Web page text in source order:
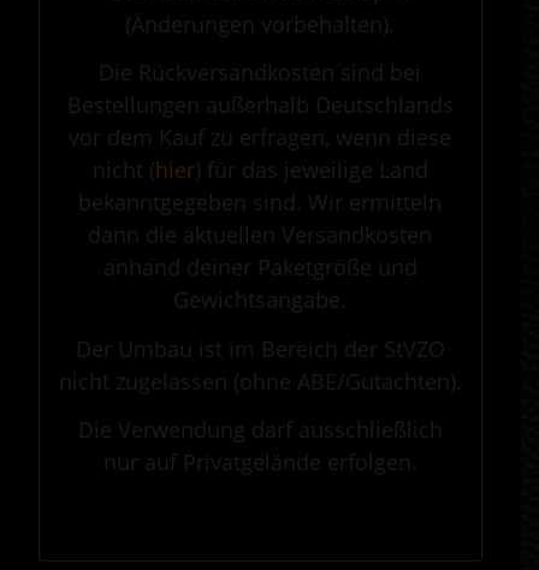
(Änderungen vorbehalten).
Die Rückversandkosten sind bei
Bestellungen außerhalb Deutschlands
vor dem Kauf zu erfragen, wenn diese
nicht (hier) für das jeweilige Land
bekanntgegeben sind. Wir ermitteln
dann die aktuellen Versandkosten
anhand deiner Paketgröße und
Gewichtsangabe.
Der Umbau ist im Bereich der StVZO
nicht zugelassen (ohne ABE/Gutachten).
Die Verwendung darf ausschließlich
nur auf Privatgelände erfolgen.